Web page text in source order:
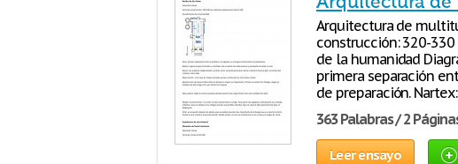
Arquitectura de
construcción: 320-
de la humanidad
primera separación
de preparación.
363 Palabras / 2
Leer ensayo